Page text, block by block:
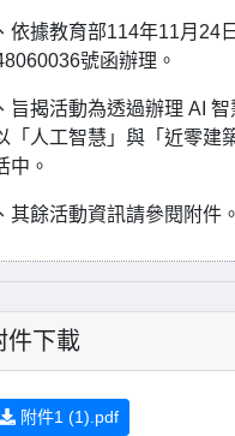
依據教育部114年11月24
號函辦理。
旨揭活動為透過辦理 AI
「人工智慧」與「近零建
中。
其餘活動資訊請參閱附件。
件下載
附件1 (1).pdf